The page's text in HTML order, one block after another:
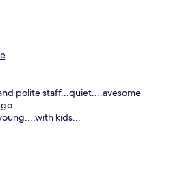
polite staff...quiet....avesome
kids...